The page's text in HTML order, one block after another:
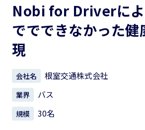
Nobi for Driverによ
ででできなかった健
現
会社名 根室交通株式会社
業界 バス
規模
30名